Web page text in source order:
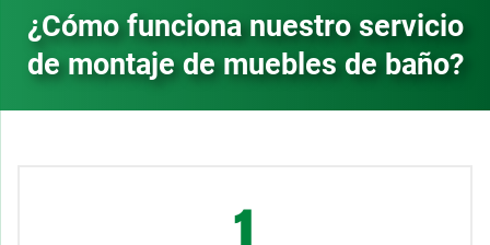
¿Cómo funciona nuestro servicio
de montaje de muebles de baño?